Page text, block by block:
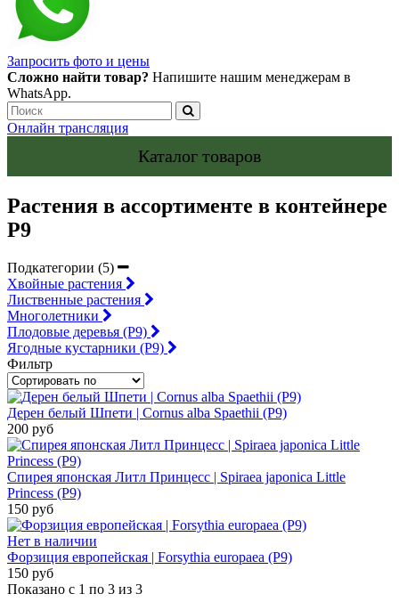
Запросить фото и цены
Сложно найти товар? Напишите нашим менеджерам в
WhatsApp.
Онлайн трансляция
Каталог товаров
Растения в ассортименте в контейнере
P9
Подкатегории (5)
Хвойные растения
Лиственные растения
Многолетники
Плодовые деревья (Р9)
Ягодные кустарники (Р9)
Фильтр
Дерен белый Шпети | Cornus alba Spaethii (Р9)
200 руб
Спирея японская Литл Принцесс | Spiraea japonica Little
Princess (Р9)
150 руб
Нет в наличии
Форзиция европейская | Forsythia europaea (Р9)
150 руб
Показано с 1 по 3 из 3